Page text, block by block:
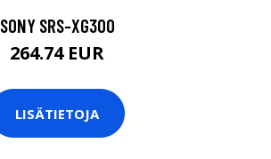
SONY SRS-XG300
264.74 EUR
LISÄTIETOJA